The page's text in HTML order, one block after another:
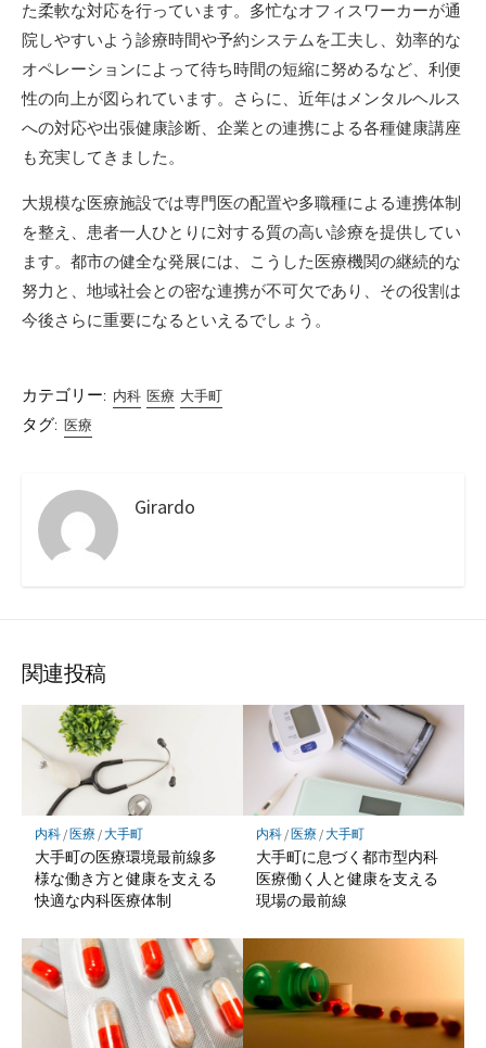
た柔軟な対応を行っています。多忙なオフィスワーカーが通
院しやすいよう診療時間や予約システムを工夫し、効率的な
オペレーションによって待ち時間の短縮に努めるなど、利便
性の向上が図られています。さらに、近年はメンタルヘルス
への対応や出張健康診断、企業との連携による各種健康講座
も充実してきました。
大規模な医療施設では専門医の配置や多職種による連携体制
を整え、患者一人ひとりに対する質の高い診療を提供してい
ます。都市の健全な発展には、こうした医療機関の継続的な
努力と、地域社会との密な連携が不可欠であり、その役割は
今後さらに重要になるといえるでしょう。
カテゴリー: 内科 医療 大手町
タグ: 医療
Girardo
関連投稿
内科/医療/大手町
大手町の医療環境最前線多
様な働き方と健康を支える
快適な内科医療体制
内科/医療/大手町
大手町に息づく都市型内科
医療働く人と健康を支える
現場の最前線